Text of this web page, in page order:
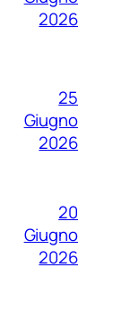
2026
25
Giugno
2026
20
Giugno
2026